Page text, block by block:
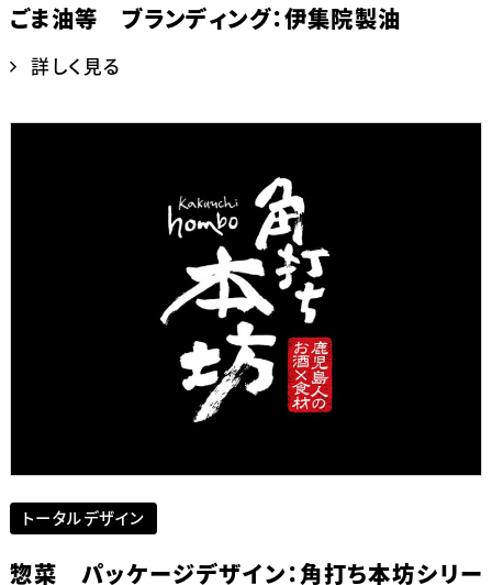
ごま油等 ブランディング：伊集院製油
詳しく見る
トータルデザイン
惣菜 パッケージデザイン：角打ち本坊シリー